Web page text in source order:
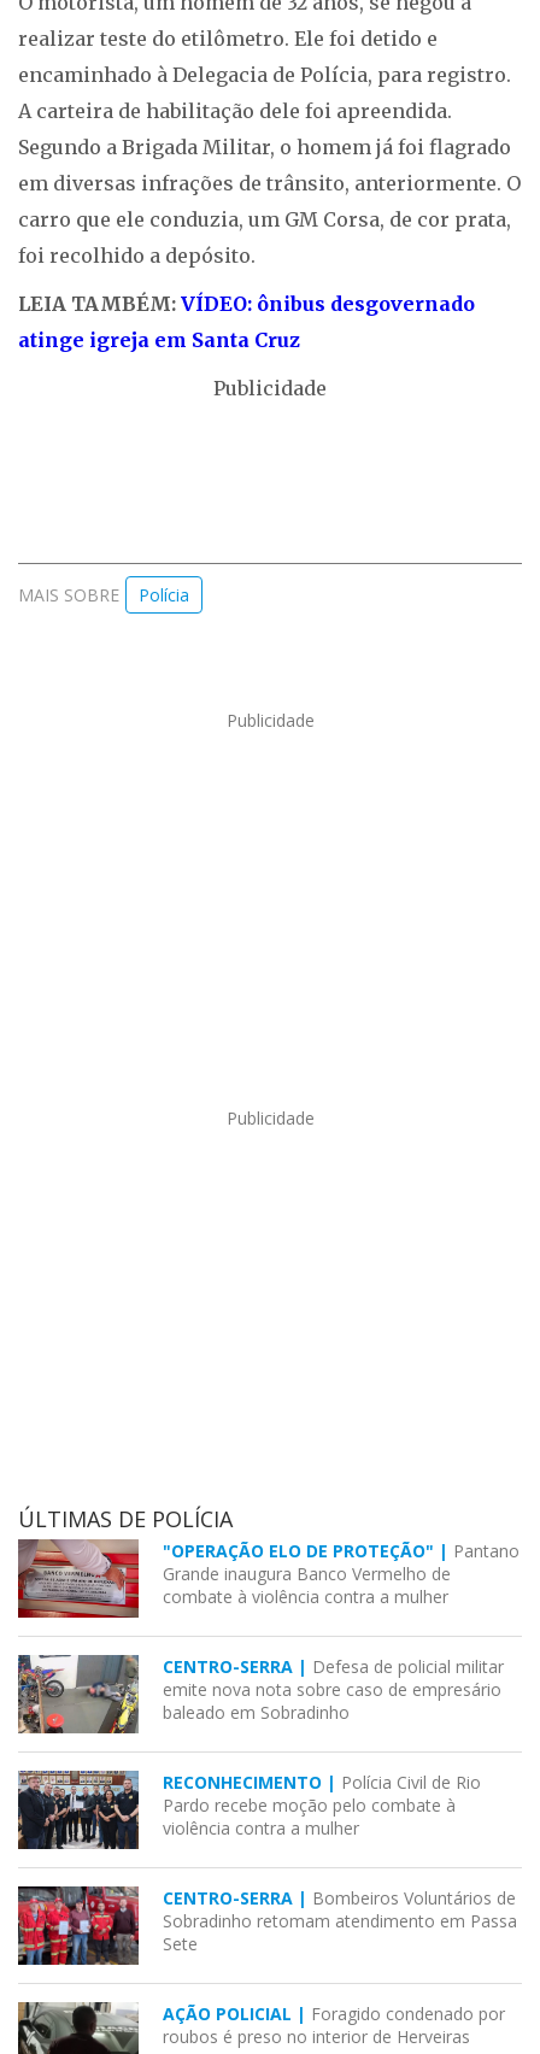
realizar teste do etilômetro. Ele foi detido e
encaminhado à Delegacia de Polícia, para registro.
A carteira de habilitação dele foi apreendida.
Segundo a Brigada Militar, o homem já foi flagrado
em diversas infrações de trânsito, anteriormente. O
carro que ele conduzia, um GM Corsa, de cor prata,
foi recolhido a depósito.
LEIA TAMBÉM: VÍDEO: ônibus desgovernado
atinge igreja em Santa Cruz
Publicidade
MAIS SOBRE Polícia
Publicidade
Publicidade
ÚLTIMAS DE POLÍCIA
"OPERAÇÃO ELO DE PROTEÇÃO" | Pantano
Grande inaugura Banco Vermelho de
combate à violência contra a mulher
CENTRO-SERRA | Defesa de policial militar
emite nova nota sobre caso de empresário
baleado em Sobradinho
RECONHECIMENTO | Polícia Civil de Rio
Pardo recebe moção pelo combate à
violência contra a mulher
CENTRO-SERRA | Bombeiros Voluntários de
Sobradinho retomam atendimento em Passa
Sete
AÇÃO POLICIAL | Foragido condenado por
roubos é preso no interior de Herveiras